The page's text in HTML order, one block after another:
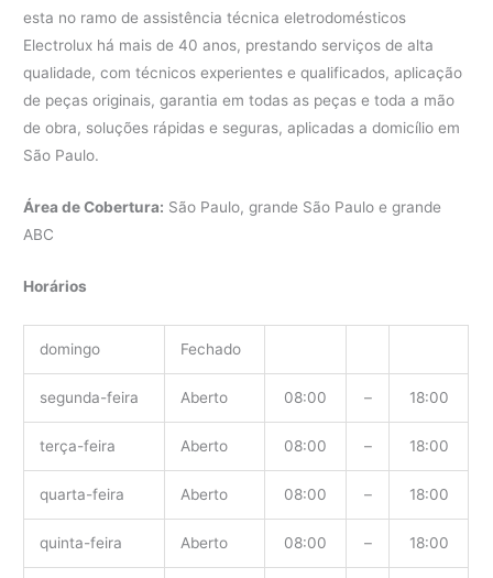
esta no ramo de assistência técnica eletrodomésticos
Electrolux há mais de 40 anos, prestando serviços de alta
qualidade, com técnicos experientes e qualificados, aplicação
de peças originais, garantia em todas as peças e toda a mão
de obra, soluções rápidas e seguras, aplicadas a domicílio em
São Paulo.
Área de Cobertura: São Paulo, grande São Paulo e grande
ABC
Horários
domingo Fechado
segunda-feira Aberto 08:00 – 18:00
terça-feira Aberto 08:00 – 18:00
quarta-feira Aberto 08:00 – 18:00
quinta-feira Aberto 08:00 – 18:00